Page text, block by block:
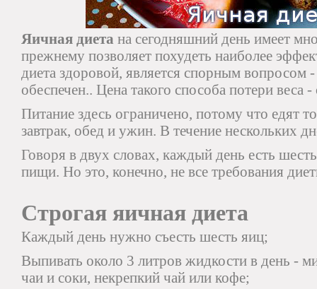
Яичная диета на сегодняшний день имеет
прежнему позволяет похудеть наиболее
диета здоровой, является спорным вопросом
обеспечен.. Цена такого способа потери веса
Питание здесь ограничено, потому что едят
завтрак, обед и ужин. В течение нескольких
Говоря в двух словах, каждый день есть
пищи. Но это, конечно, не все требования
Строгая яичная диета
Каждый день нужно съесть шесть яиц;
Выпивать около 3 литров жидкости в день -
чаи и соки, некрепкий чай или кофе;